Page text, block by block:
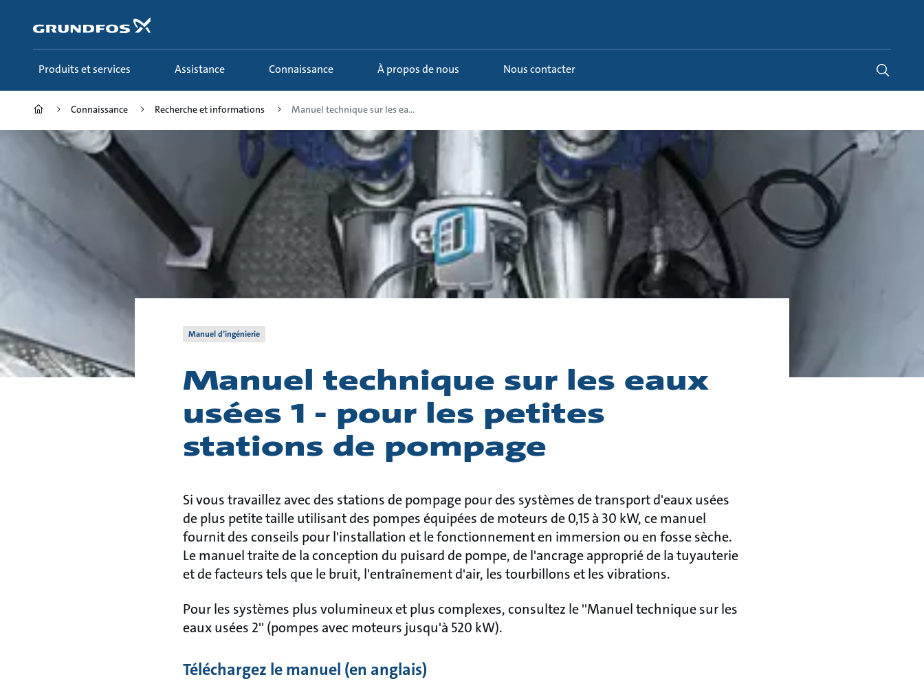
principal
Produits et services Assistance Connaissance À propos de nous Nous contacter
Connaissance Recherche et informations Manuel technique sur les ea...
Manuel d’ingénierie
Manuel technique sur les eaux
usées 1 - pour les petites
stations de pompage
Si vous travaillez avec des stations de pompage pour des systèmes de transport d'eaux usées
de plus petite taille utilisant des pompes équipées de moteurs de 0,15 à 30 kW, ce manuel
fournit des conseils pour l'installation et le fonctionnement en immersion ou en fosse sèche.
Le manuel traite de la conception du puisard de pompe, de l'ancrage approprié de la tuyauterie
et de facteurs tels que le bruit, l'entraînement d'air, les tourbillons et les vibrations.
Pour les systèmes plus volumineux et plus complexes, consultez le ''Manuel technique sur les
eaux usées 2'' (pompes avec moteurs jusqu'à 520 kW).
Téléchargez le manuel (en anglais)